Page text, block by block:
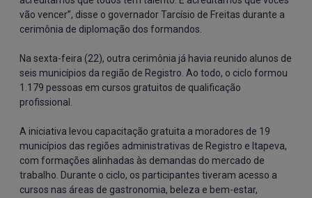
vão vencer”, disse o governador Tarcísio de Freitas durante a
cerimônia de diplomação dos formandos.
Na sexta-feira (22), outra cerimônia já havia reunido alunos de
seis municípios da região de Registro. Ao todo, o ciclo formou
1.179 pessoas em cursos gratuitos de qualificação
profissional.
A iniciativa levou capacitação gratuita a moradores de 19
municípios das regiões administrativas de Registro e Itapeva,
com formações alinhadas às demandas do mercado de
trabalho. Durante o ciclo, os participantes tiveram acesso a
cursos nas áreas de gastronomia, beleza e bem-estar,